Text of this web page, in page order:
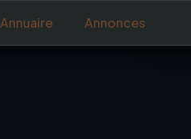
Annuaire Annonces